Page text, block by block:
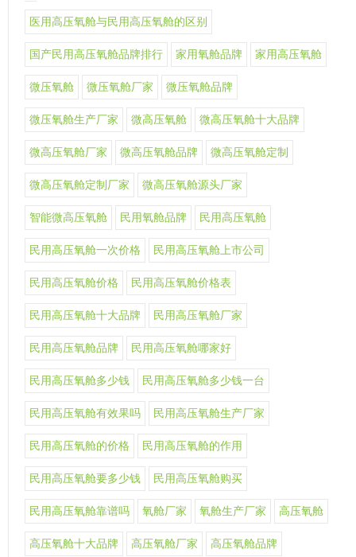
医用高压氧舱与民用高压氧舱的区别
国产民用高压氧舱品牌排行 家用氧舱品牌 家用高压氧舱
微压氧舱 微压氧舱厂家 微压氧舱品牌
微压氧舱生产厂家 微高压氧舱 微高压氧舱十大品牌
微高压氧舱厂家 微高压氧舱品牌 微高压氧舱定制
微高压氧舱定制厂家 微高压氧舱源头厂家
智能微高压氧舱 民用氧舱品牌 民用高压氧舱
民用高压氧舱一次价格 民用高压氧舱上市公司
民用高压氧舱价格 民用高压氧舱价格表
民用高压氧舱十大品牌 民用高压氧舱厂家
民用高压氧舱品牌 民用高压氧舱哪家好
民用高压氧舱多少钱 民用高压氧舱多少钱一台
民用高压氧舱有效果吗 民用高压氧舱生产厂家
民用高压氧舱的价格 民用高压氧舱的作用
民用高压氧舱要多少钱 民用高压氧舱购买
民用高压氧舱靠谱吗 氧舱厂家 氧舱生产厂家 高压氧舱
高压氧舱十大品牌 高压氧舱厂家 高压氧舱品牌